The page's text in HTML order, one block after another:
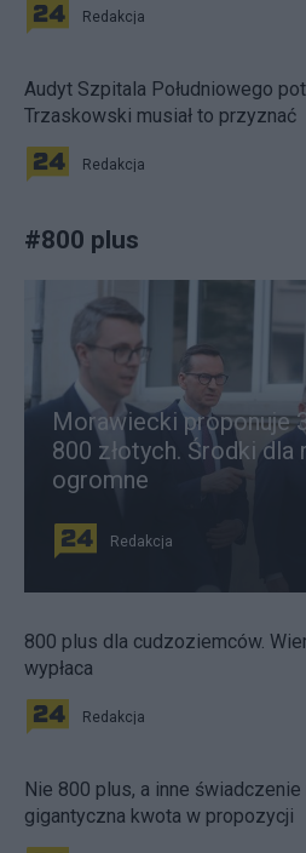
Redakcja
Audyt Szpitala Południowego
Trzaskowski musiał to przyznać
Redakcja
#800 plus
Morawiecki proponuje
800 złotych. Środki dla
ogromne
Redakcja
800 plus dla cudzoziemców.
wypłaca
Redakcja
Nie 800 plus, a inne świadczenie
gigantyczna kwota w propozycji